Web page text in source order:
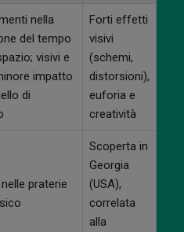
nella
del tempo
visivi e
impatto
di
Forti effetti
visivi
(schemi,
distorsioni),
euforia e
creatività
praterie
Scoperta in
Georgia
(USA),
correlata
alla